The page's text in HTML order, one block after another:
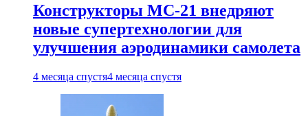
Конструкторы МС-21 внедряют
новые супертехнологии для
улучшения аэродинамики самолета
4 месяца спустя4 месяца спустя